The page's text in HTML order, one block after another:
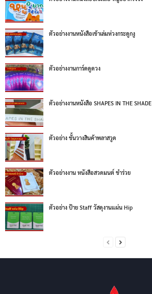
ตัวอย่างงานหนังสือเข้าเล่มห่วงกระดูกงู
ตัวอย่างงานการ์ดดูดวง
ตัวอย่างงานหนังสือ SHAPES IN THE SHADE
ตัวอย่าง ชั้นวางสินค้าพลาสวูด
ตัวอย่างงาน หนังสือสวดมนต์ ชำร่วย
ตัวอย่าง ป้าย Staff วัสดุงานแผ่น Hip